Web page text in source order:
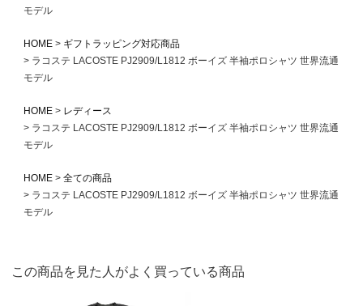
モデル
HOME
ギフトラッピング対応商品
ラコステ LACOSTE PJ2909/L1812 ボーイズ 半袖ポロシャツ 世界流通
モデル
HOME
レディース
ラコステ LACOSTE PJ2909/L1812 ボーイズ 半袖ポロシャツ 世界流通
モデル
HOME
全ての商品
ラコステ LACOSTE PJ2909/L1812 ボーイズ 半袖ポロシャツ 世界流通
モデル
この商品を見た人がよく買っている商品